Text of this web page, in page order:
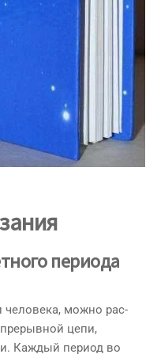
периода
человека, можно рас­
цепи,
Каждый период во